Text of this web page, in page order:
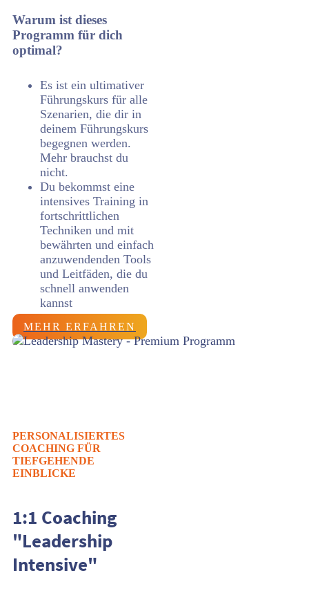
Warum ist dieses
Programm für dich
optimal?
Es ist ein ultimativer
Führungskurs für alle
Szenarien, die dir in
deinem Führungskurs
begegnen werden.
Mehr brauchst du
nicht.
Du bekommst eine
intensives Training in
fortschrittlichen
Techniken und mit
bewährten und einfach
anzuwendenden Tools
und Leitfäden, die du
schnell anwenden
kannst
MEHR ERFAHREN
PERSONALISIERTES
COACHING FÜR
TIEFGEHENDE
EINBLICKE
1:1 Coaching
"Leadership
Intensive"